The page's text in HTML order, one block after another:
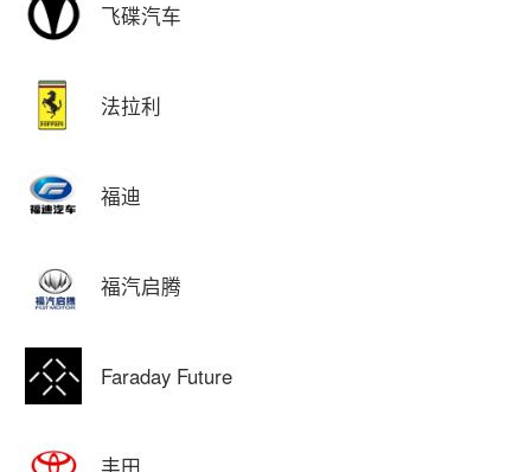
飞碟汽车
法拉利
福迪
福汽启腾
Faraday Future
丰田